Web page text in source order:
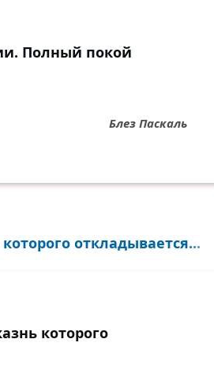
Полный покой
Блез Паскаль
откладывается...
которого